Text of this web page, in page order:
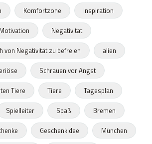
Komfortzone
inspiration
Motivation
Negativität
von Negativität zu befreien
alien
Schrauen vor Angst
Tiere
Tiere
Tagesplan
Spielleiter Spaß
Bremen
Geschenkidee
München